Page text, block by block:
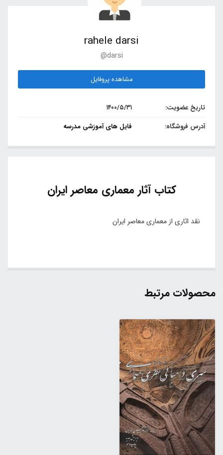
rahele darsi
@darsi
مشاهده پروفایل
تاریخ عضویت:
۱۴۰۰/۵/۳۱
آدرس فروشگاه:
فایل های آموزشی مدرسه
کتاب آثار معماری معاصر ایران
نقد اثاری از معماری معاصر ایران
محصولات مرتبط